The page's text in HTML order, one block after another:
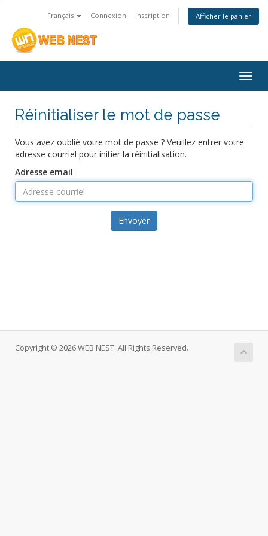
Français Connexion Inscription Afficher le panier
Réinitialiser le mot de passe
Vous avez oublié votre mot de passe ? Veuillez entrer votre
adresse courriel pour initier la réinitialisation.
Adresse email
Envoyer
Copyright © 2026 WEB NEST. All Rights Reserved.